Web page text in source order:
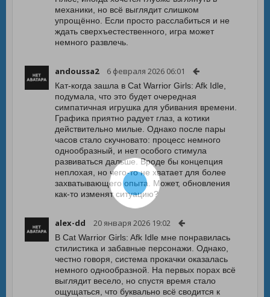
механики, но всё выглядит слишком
упрощённо. Если просто расслабиться и не
ждать сверхъестественного, игра может
немного развлечь.
andoussa2 6 февраля 2026 06:01
Кат-когда зашла в Cat Warrior Girls: Afk Idle,
подумала, что это будет очередная
симпатичная игрушка для убивания времени.
Графика приятно радует глаз, а котики
действительно милые. Однако после пары
часов стало скучновато: процесс немного
однообразный, и нет особого стимула
развиваться дальше. Вроде бы концепция
неплохая, но чего-то не хватает для более
захватывающего опыта. Может, обновления
как-то изменят ситуацию?
alex-dd 20 января 2026 19:02
В Cat Warrior Girls: Afk Idle мне понравилась
стилистика и забавные персонажи. Однако,
честно говоря, система прокачки оказалась
немного однообразной. На первых порах всё
выглядит весело, но спустя время стало
ощущаться, что буквально всё сводится к